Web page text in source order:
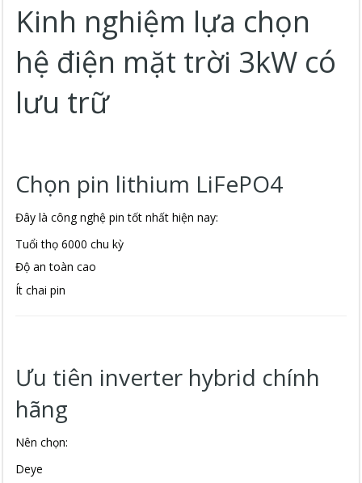
Kinh nghiệm lựa chọn
hệ điện mặt trời 3kW có
lưu trữ
Chọn pin lithium LiFePO4
Đây là công nghệ pin tốt nhất hiện nay:
Tuổi thọ 6000 chu kỳ
Độ an toàn cao
Ít chai pin
Ưu tiên inverter hybrid chính
hãng
Nên chọn:
Deye